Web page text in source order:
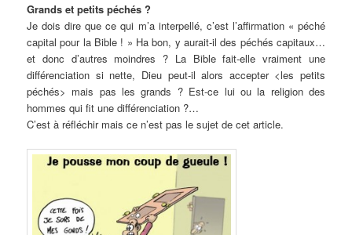
Grands et petits péchés ?
Je dois dire que ce qui m’a interpellé, c’est l’affirmation « péché
capital pour la Bible ! » Ha bon, y aurait-il des péchés capitaux…
et donc d’autres moindres ? La Bible fait-elle vraiment une
différenciation si nette, Dieu peut-il alors accepter <les petits
péchés> mais pas les grands ? Est-ce lui ou la religion des
hommes qui fit une différenciation ?…
C’est à réfléchir mais ce n’est pas le sujet de cet article.